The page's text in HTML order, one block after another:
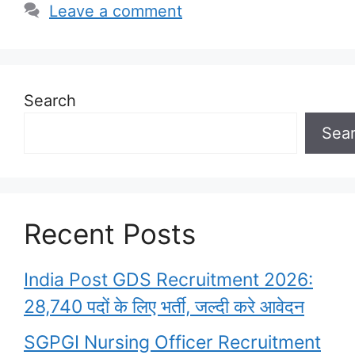
Leave a comment
Search
Recent Posts
India Post GDS Recruitment 2026:
28,740 पदों के लिए भर्ती, जल्दी करे आवेदन
SGPGI Nursing Officer Recruitment